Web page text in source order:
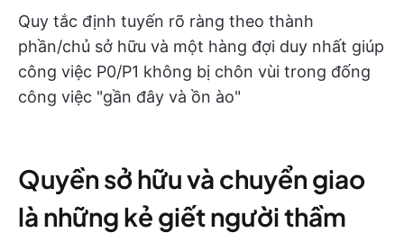
Quy tắc định tuyến rõ ràng theo thành
phần/chủ sở hữu và một hàng đợi duy nhất giúp
công việc P0/P1 không bị chôn vùi trong đống
công việc "gần đây và ồn ào"
Quyền sở hữu và chuyển giao
là những kẻ giết người thầm